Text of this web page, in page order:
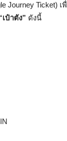
Journey Ticket) เ
เป๋าตัง” ดังนี้